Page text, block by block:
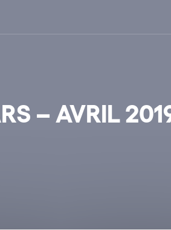
– AVRIL